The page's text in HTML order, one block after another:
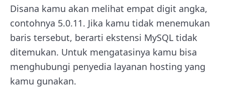
Disana kamu akan melihat empat digit angka,
contohnya 5.0.11. Jika kamu tidak menemukan
baris tersebut, berarti ekstensi MySQL tidak
ditemukan. Untuk mengatasinya kamu bisa
menghubungi penyedia layanan hosting yang
kamu gunakan.